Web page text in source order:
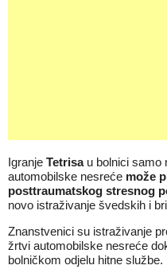
Igranje Tetrisa u bolnici samo
automobilske nesreće može
posttraumatskog stresnog
novo istraživanje švedskih i
Znanstvenici su istraživanje
žrtvi automobilske nesreće
bolničkom odjelu hitne službe.